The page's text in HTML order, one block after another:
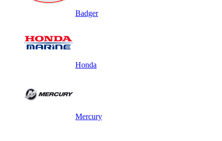
Badger
Honda
Mercury